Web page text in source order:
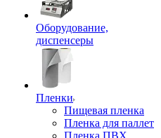
Оборудование,
диспенсеры
Пленки
Пищевая пленка
Пленка для паллет
Пленка ПВХ